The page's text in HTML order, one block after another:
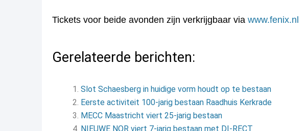
Tickets voor beide avonden zijn verkrijgbaar via www.fenix.nl
Gerelateerde berichten:
Slot Schaesberg in huidige vorm houdt op te bestaan
Eerste activiteit 100-jarig bestaan Raadhuis Kerkrade
MECC Maastricht viert 25-jarig bestaan
NIEUWE NOR viert 7-jarig bestaan met DI-RECT